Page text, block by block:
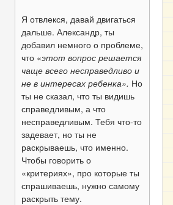
Я отвлекся, давай двигаться
дальше. Александр, ты
добавил немного о проблеме,
что «этот вопрос решается
чаще всего несправедливо и
не в интересах ребенка». Но
ты не сказал, что ты видишь
справедливым, а что
несправедливым. Тебя что-то
задевает, но ты не
раскрываешь, что именно.
Чтобы говорить о
«критериях», про которые ты
спрашиваешь, нужно самому
раскрыть тему.